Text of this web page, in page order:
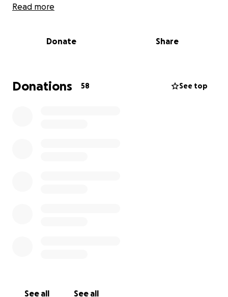
und ihren zwei kleinen Kindern vor dem Krieg fliehen
von ihren Eltern getrennt. Während sie mit ihrer
Seitdem sind Jahre vergangen. Jahre, in denen Ruba
Read more
Donate Share
Donations 58 See top
See all See all